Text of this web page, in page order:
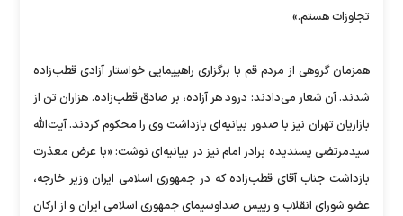
تجاوزات هستم.»
همزمان گروهی از مردم قم با برگزاری راهپیمایی خواستار آزادی قطب‌زاده
شدند. آن شعار می‌دادند: درود هر آزاده، بر صادق قطب‌زاده. هزاران تن از
بازاریان تهران نیز با صدور بیانیه‌ای بازداشت وی را محکوم کردند. آیت‌الله
سیدمرتضی پسندیده برادر امام نیز در بیانیه‌ای نوشت: «با عرض معذرت
بازداشت جناب آقای قطب‌زاده که در جمهوری اسلامی ایران وزیر خارجه،
عضو شورای انقلاب و رییس صداوسیمای جمهوری اسلامی ایران و از ارکان